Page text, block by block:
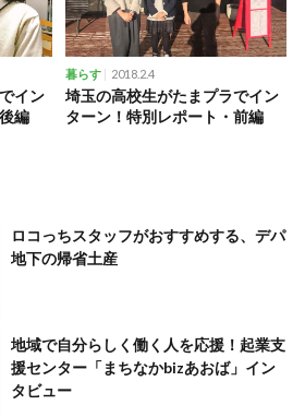
イン
編
暮らす 2018.2.4
埼玉の高校生がたまプラでイン
ターン！特別レポート・前編
ロコっちスタッフがおすすめする、デパ
地下の帰省土産
地域で自分らしく働く人を応援！起業支
援センター「まちなかbizあおば」イン
タビュー